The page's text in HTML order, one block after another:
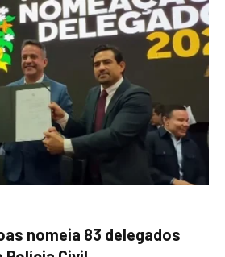
nomeia 83 delegados